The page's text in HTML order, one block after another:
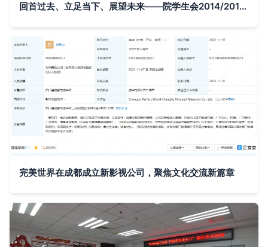
回首过去、立足当下、展望未来——院学生会2014/2015学年度学年工作汇报交流活动组织文化艺术交流活动纪实
完美世界在成都成立新影视公司，聚焦文化交流新篇章